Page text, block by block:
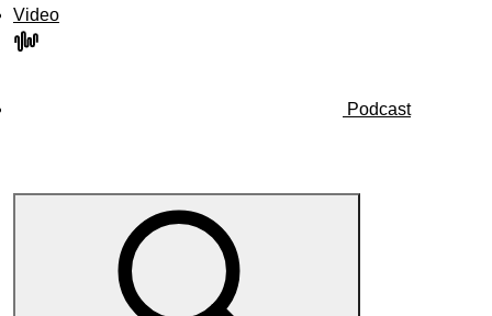
Video
Podcast